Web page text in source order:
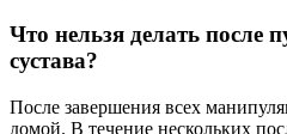
Что нельзя делать после
сустава?
После завершения всех
домой. В течение нескольких